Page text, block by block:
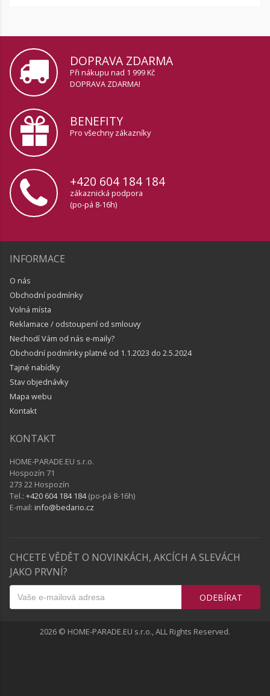
DOPRAVA ZDARMA
Při nákupu nad 1 999 Kč
DOPRAVA ZDARMA!
BENEFITY
Pro všechny zákazníky
+420 604 184 184
zákaznická podpora
(po-pá 8-16h)
INFORMACE
O nás
Obchodní podmínky
Volná místa
Reklamace / odstoupení od smlouvy
Nechodí Vám od nás e-maily?
Obchodní podmínky platné od 1.1.2023 do 2.5.2024
Tajné nabídky
Stav objednávky
Mapa webu
Kontakt
KONTAKT
HOME-PARADE.EU s.r.o.
Hospozín 71
273 22 Hospozín
Tel.: +420 604 184 184(po-pá 8-16h)
E-mail: info@bedario.cz
CHCETE VĚDĚT O NOVINKÁCH, AKCÍCH A SLEVÁCH
JAKO PRVNÍ?
ODEBÍRAT
2026 © HOME-PARADE.EU s.r.o., ALL Rights Reserved.